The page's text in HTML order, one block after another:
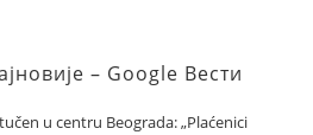
– Google Вести
u centru Beograda: „Plaćenici